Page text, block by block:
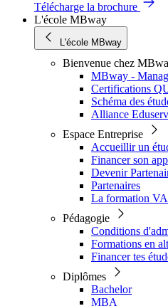
Télécharge la brochure
L'école MBway
L'école MBway
Bienvenue chez
MBway -
Certifications
Schéma des
Alliance
Espace Entreprise
Accueillir un
Financer son
Devenir
Partenaires
La formation
Pédagogie
Conditions
Formations en
Financer tes
Diplômes
Bachelor
MBA